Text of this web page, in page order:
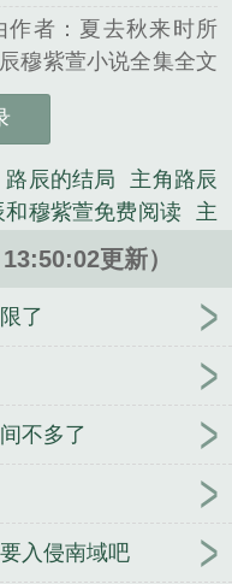
作者：夏去秋来时所
穆紫萱小说全集全文
www.soduso.org...
路辰的结局
主角路辰
和穆紫萱免费阅读
主
角路辰和穆紫萱名字
穆紫萱全集阅读
人物介绍
路辰哪里
叶明昊宋雪晴绝对权
佳云
主角叶明昊宋雪
阁
公主连结-真步与
趣阁无弹窗
主角林海
语琴奉旨娶妻生子笔
更新）
了
不多了
入侵南域吧